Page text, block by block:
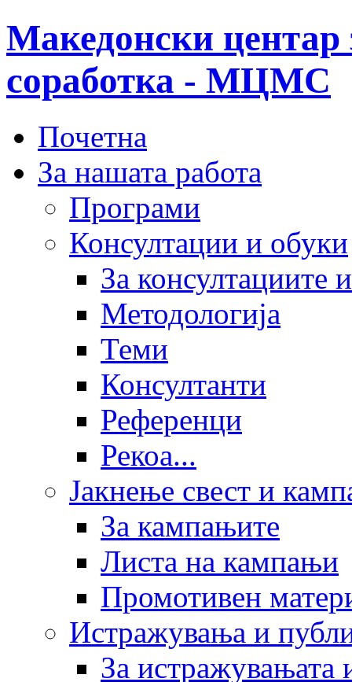
Македонски центар
соработка - МЦМС
Почетна
За нашата работа
Програми
Консултации и обуки
За консултациите
Методологија
Теми
Консултанти
Референци
Рекоа...
Јакнење свест и
За кампањите
Листа на кампањи
Промотивен
Истражувања и
За истражувањата